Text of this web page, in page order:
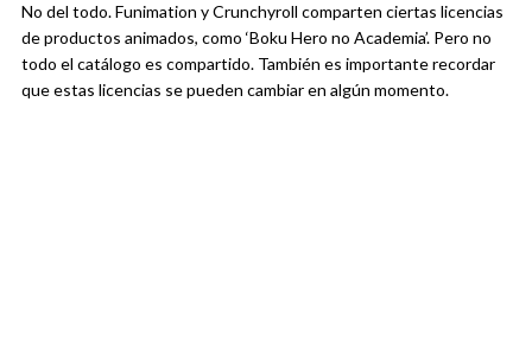
No del todo. Funimation y Crunchyroll comparten ciertas licencias
de productos animados, como ‘Boku Hero no Academia’. Pero no
todo el catálogo es compartido. También es importante recordar
que estas licencias se pueden cambiar en algún momento.